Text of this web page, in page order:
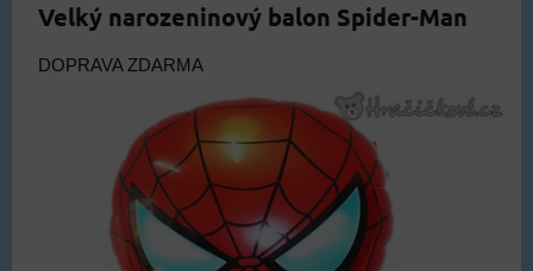
Velký narozeninový balon Spider-Man
DOPRAVA ZDARMA